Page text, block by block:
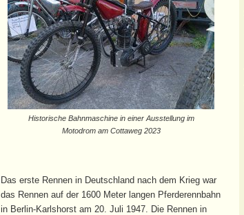
Historische Bahnmaschine in einer Ausstellung im
Motodrom am Cottaweg 2023
Das erste Rennen in Deutschland nach dem Krieg war
das Rennen auf der 1600 Meter langen Pferderennbahn
in Berlin-Karlshorst am 20. Juli 1947. Die Rennen in